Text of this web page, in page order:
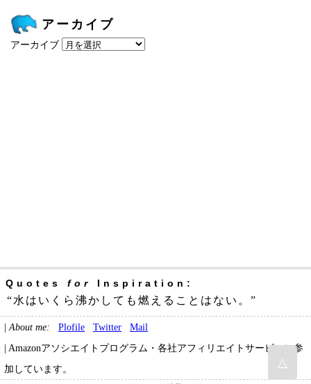
アーカイブ
アーカイブ
Quotes for Inspiration:
“水はいくら沸かしても燃えることはない。”
| About me: Plofile Twitter
Mail
| Amazonアソシエイトプログラム・各社アフィリエイトサービスに参
加しています。
△